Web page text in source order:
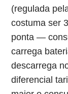
(regulada
costuma ser
ponta —
carrega
descarrega
diferencial